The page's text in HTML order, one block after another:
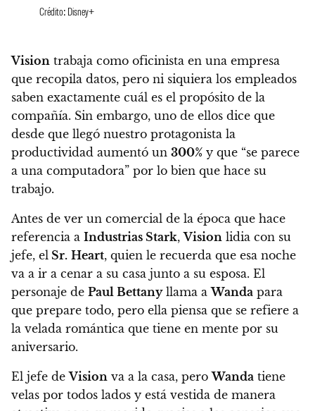
Crédito: Disney+
Vision trabaja como oficinista en una empresa
que recopila datos, pero ni siquiera los empleados
saben exactamente cuál es el propósito de la
compañía. Sin embargo, uno de ellos dice que
desde que llegó nuestro protagonista la
productividad aumentó un 300% y que “se parece
a una computadora” por lo bien que hace su
trabajo.
Antes de ver un comercial de la época que hace
referencia a Industrias Stark,Vision lidia con su
jefe, el Sr. Heart, quien le recuerda que esa noche
va a ir a cenar a su casa junto a su esposa. El
personaje de Paul Bettanyllama aWanda para
que prepare todo, pero ella piensa que se refiere a
la velada romántica que tiene en mente por su
aniversario.
El jefe deVision va a la casa, peroWanda tiene
velas por todos lados y está vestida de manera